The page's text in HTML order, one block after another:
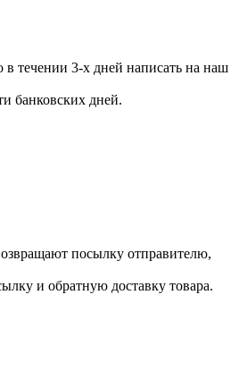
течении 3-х дней написать на наш
банковских дней.
посылку отправителю,
и обратную доставку товара.